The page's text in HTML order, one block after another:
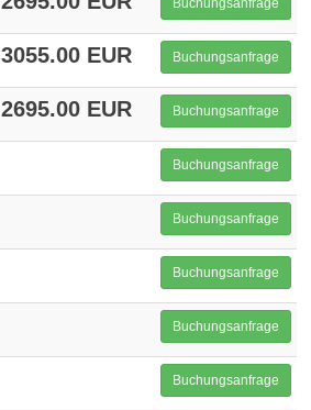
3055.00 EUR Buchungsanfrage
2695.00 EUR Buchungsanfrage
Buchungsanfrage
Buchungsanfrage
Buchungsanfrage
Buchungsanfrage
Buchungsanfrage